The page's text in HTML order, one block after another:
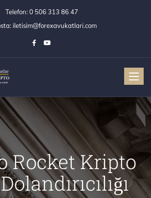
Telefon:0 506 313 86 47
iletisim@forexavukatlari.com
Rocket Kripto